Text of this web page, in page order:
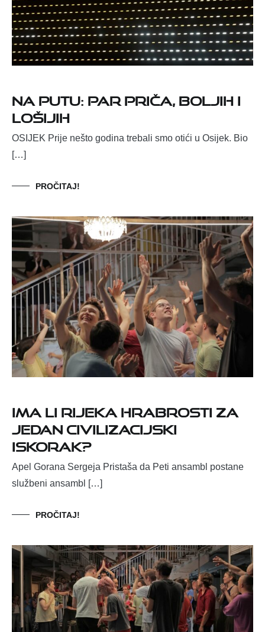
NA PUTU: PAR PRIČA, BOLJIH I
LOŠIJIH
OSIJEK Prije nešto godina trebali smo otići u Osijek. Bio
[…]
PROČITAJ!
Ima li Rijeka hrabrosti za
jedan civilizacijski
iskorak?
Apel Gorana Sergeja Pristaša da Peti ansambl postane
službeni ansambl […]
PROČITAJ!